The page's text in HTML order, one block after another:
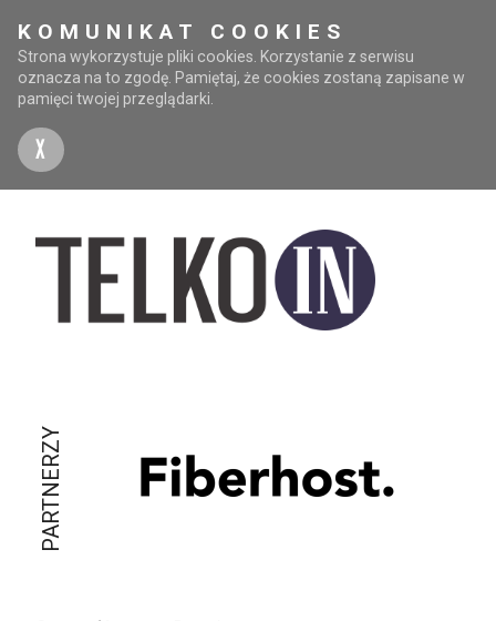
KOMUNIKAT COOKIES
Strona wykorzystuje pliki cookies. Korzystanie z serwisu
oznacza na to zgodę. Pamiętaj, że cookies zostaną zapisane w
pamięci twojej przeglądarki.
X
PARTNERZY